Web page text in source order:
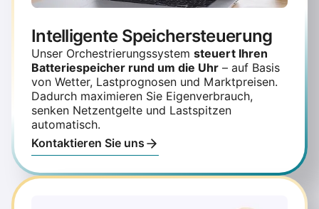
Intelligente Speichersteuerung
Unser Orchestrierungssystem steuert Ihren
Batteriespeicher rund um die Uhr – auf Basis
von Wetter, Lastprognosen und Marktpreisen.
Dadurch maximieren Sie Eigenverbrauch,
senken Netzentgelte und Lastspitzen
automatisch.
Kontaktieren Sie uns